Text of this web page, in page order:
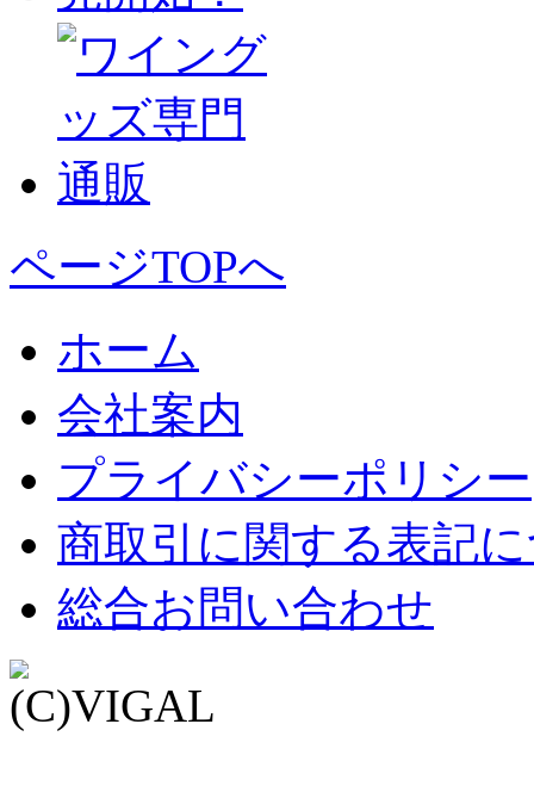
ページTOPへ
ホーム
会社案内
プライバシーポリシー
商取引に関する表記
総合お問い合わせ